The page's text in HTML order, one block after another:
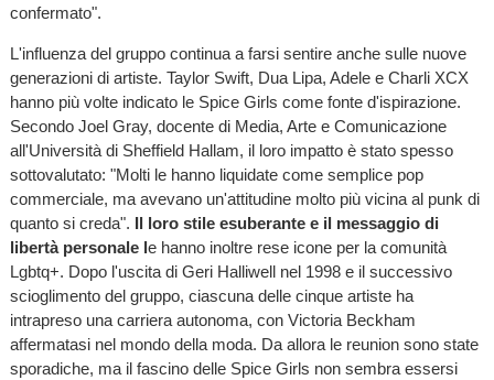
confermato".
L'influenza del gruppo continua a farsi sentire anche sulle nuove
generazioni di artiste. Taylor Swift, Dua Lipa, Adele e Charli XCX
hanno più volte indicato le Spice Girls come fonte d'ispirazione.
Secondo Joel Gray, docente di Media, Arte e Comunicazione
all'Università di Sheffield Hallam, il loro impatto è stato spesso
sottovalutato: "Molti le hanno liquidate come semplice pop
commerciale, ma avevano un'attitudine molto più vicina al punk di
quanto si creda". Il loro stile esuberante e il messaggio di
libertà personale le hanno inoltre rese icone per la comunità
Lgbtq+. Dopo l'uscita di Geri Halliwell nel 1998 e il successivo
scioglimento del gruppo, ciascuna delle cinque artiste ha
intrapreso una carriera autonoma, con Victoria Beckham
affermatasi nel mondo della moda. Da allora le reunion sono state
sporadiche, ma il fascino delle Spice Girls non sembra essersi